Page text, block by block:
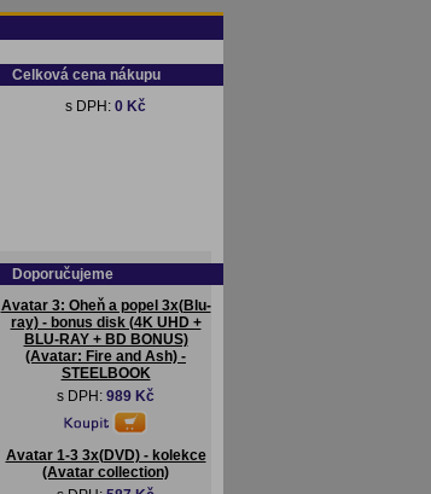
Celková cena nákupu
s DPH: 0 Kč
Doporučujeme
Avatar 3: Oheň a popel 3x(Blu-
ray) - bonus disk (4K UHD +
BLU-RAY + BD BONUS)
(Avatar: Fire and Ash) -
STEELBOOK
s DPH: 989 Kč
Avatar 1-3 3x(DVD) - kolekce
(Avatar collection)